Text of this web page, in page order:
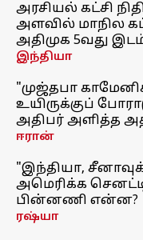
அரசியல் கட்சி
அளவில் மாநில
அதிமுக 5வது
இந்தியா
"முஜ்தபா
உயிருக்குப்
அதிபர் அளித்த
ஈரான்
"இந்தியா,
அமெரிக்க
பின்னணி என்ன?
ரஷ்யா